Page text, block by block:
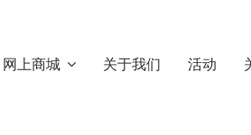
网上商城 关于我们 活动